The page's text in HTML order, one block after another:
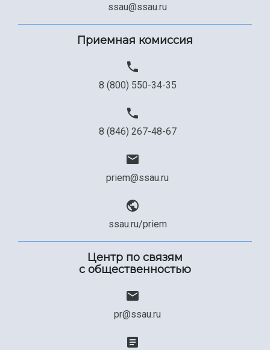
ssau@ssau.ru
Приемная комиссия
8 (800) 550-34-35
8 (846) 267-48-67
priem@ssau.ru
ssau.ru/priem
Центр по связям
с общественностью
pr@ssau.ru